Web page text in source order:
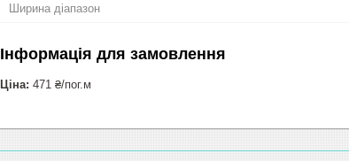
Ширина діапазон
Інформація для замовлення
Ціна: 471 ₴/пог.м